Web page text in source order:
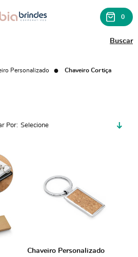
0
Personalizado Chaveiro Cortiça
Por Selecione
Chaveiro Personalizado